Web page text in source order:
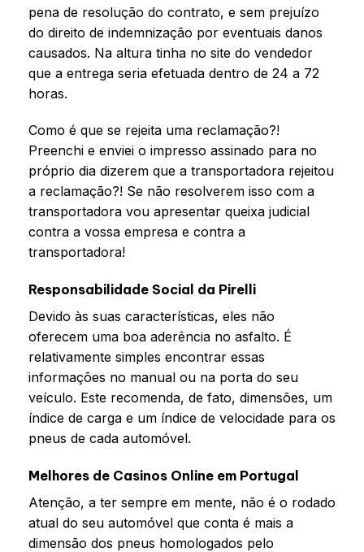
pena de resolução do contrato, e sem prejuízo
do direito de indemnização por eventuais danos
causados. Na altura tinha no site do vendedor
que a entrega seria efetuada dentro de 24 a 72
horas.
Como é que se rejeita uma reclamação?!
Preenchi e enviei o impresso assinado para no
próprio dia dizerem que a transportadora rejeitou
a reclamação?! Se não resolverem isso com a
transportadora vou apresentar queixa judicial
contra a vossa empresa e contra a
transportadora!
Responsabilidade Social da Pirelli
Devido às suas características, eles não
oferecem uma boa aderência no asfalto. É
relativamente simples encontrar essas
informações no manual ou na porta do seu
veículo. Este recomenda, de fato, dimensões, um
índice de carga e um índice de velocidade para os
pneus de cada automóvel.
Melhores de Casinos Online em Portugal
Atenção, a ter sempre em mente, não é o rodado
atual do seu automóvel que conta é mais a
dimensão dos pneus homologados pelo